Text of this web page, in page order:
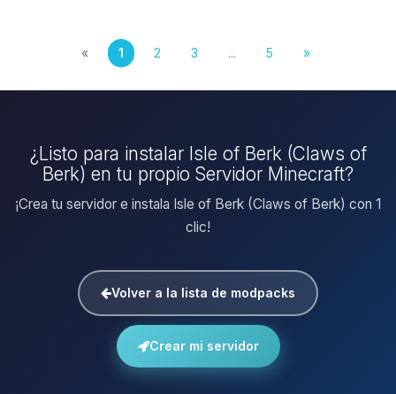
« 1 2 3 ... 5 »
¿Listo para instalar Isle of Berk (Claws of
Berk) en tu propio Servidor Minecraft?
¡Crea tu servidor e instala Isle of Berk (Claws of Berk) con 1
clic!
Volver a la lista de modpacks
Crear mi servidor